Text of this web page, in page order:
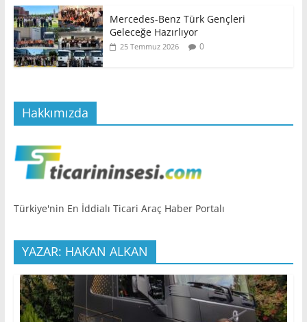
Mercedes-Benz Türk Gençleri
Geleceğe Hazırlıyor
25 Temmuz 2026 0
Hakkımızda
Türkiye'nin En İddialı Ticari Araç Haber Portalı
YAZAR: HAKAN ALKAN